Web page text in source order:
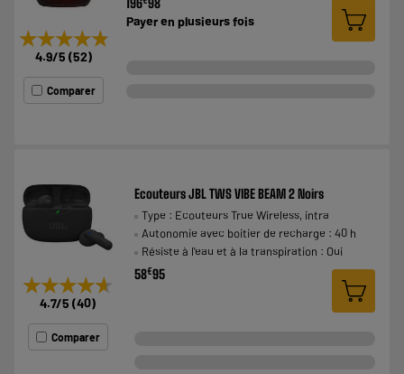
★★★★★
★★★★★
4.9/5 (52)
Comparer
196 98
Payer enplusieurs fois
★★★★★
★★★★★
4.7/5 (40)
Comparer
Ecouteurs JBL TWS VIBE BEAM 2 Noirs
Type : Ecouteurs True Wireless, intra
Autonomie avec boitier de recharge : 40 h
Résiste à l'eau et à la transpiration : Oui
58€95